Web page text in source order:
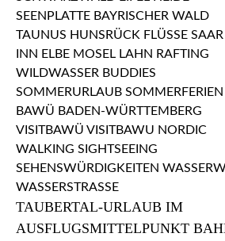
TAUBERTAL-URLAUB IM
AUSFLUGSMITTELPUNKT